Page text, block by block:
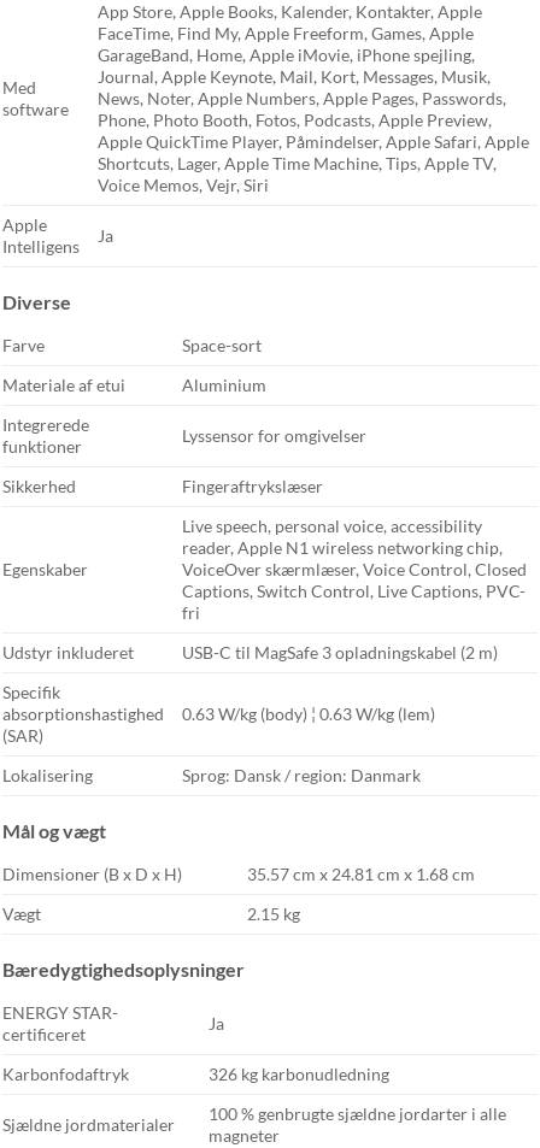
Med
software
App Store, Apple Books, Kalender, Kontakter, Apple
FaceTime, Find My, Apple Freeform, Games, Apple
GarageBand, Home, Apple iMovie, iPhone spejling,
Journal, Apple Keynote, Mail, Kort, Messages, Musik,
News, Noter, Apple Numbers, Apple Pages, Passwords,
Phone, Photo Booth, Fotos, Podcasts, Apple Preview,
Apple QuickTime Player, Påmindelser, Apple Safari, Apple
Shortcuts, Lager, Apple Time Machine, Tips, Apple TV,
Voice Memos, Vejr, Siri
Apple
Intelligens
Ja
Diverse
Farve
Space-sort
Materiale af etui
Aluminium
Integrerede
funktioner
Lyssensor for omgivelser
Sikkerhed Fingeraftrykslæser
Egenskaber
Live speech, personal voice, accessibility
reader, Apple N1 wireless networking chip,
VoiceOver skærmlæser, Voice Control, Closed
Captions, Switch Control, Live Captions, PVC-
fri
Udstyr inkluderet
USB-C til MagSafe 3 opladningskabel (2 m)
Specifik
absorptionshastighed
(SAR)
0.63 W/kg (body) ¦ 0.63 W/kg (lem)
Lokalisering Sprog: Dansk / region: Danmark
Mål og vægt
Dimensioner (B x D x H)
35.57 cm x 24.81 cm x 1.68 cm
Vægt
2.15 kg
Bæredygtighedsoplysninger
ENERGY STAR-
certificeret
Ja
Karbonfodaftryk 326 kg karbonudledning
Sjældne jordmaterialer
100 % genbrugte sjældne jordarter i alle
magneter